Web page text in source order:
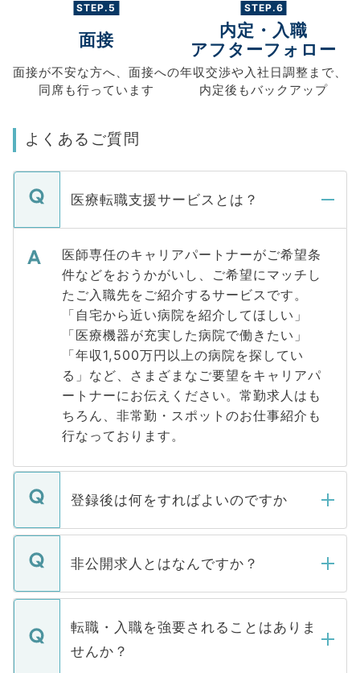
STEP.5
面接
面接が不安な方へ、 面接への
同席も行っています
STEP.6
内定・入職
アフターフォロー
年収交渉や入社日調整まで、
内定後もバックアップ
よくあるご質問
医療転職支援サービスとは？
医師専任のキャリアパートナーがご希望条
件などをおうかがいし、ご希望にマッチし
たご入職先をご紹介するサービスです。
「自宅から近い病院を紹介してほしい」
「医療機器が充実した病院で働きたい」
「年収1,500万円以上の病院を探してい
る」など、さまざまなご要望をキャリアパ
ートナーにお伝えください。常勤求人はも
ちろん、非常勤・スポットのお仕事紹介も
行なっております。
登録後は何をすればよいのですか
ご登録いただきましたら、弊社担当者がご
登録内容を確認し、その後メールもしくは
ます。通常、5営業日以内にはご連絡をせて
いただきますので、しばらくお待ちくださ
非公開求人とはなんですか？
マイナビDOCTORで取り扱っている求人の
うち約3割は、Webサイトからご覧いただ
けない「非公開求人」です。非公開求人は
下記の理由によって、一般には公開してい
転職・入職を強要されることはありま
せんか？